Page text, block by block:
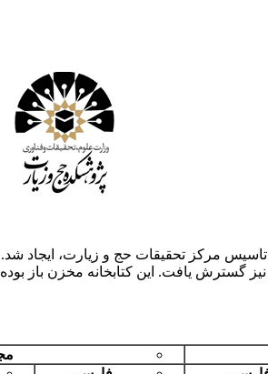
پژوهشکده حج و زيارت، در سال 1371، همزمان با تاسيس